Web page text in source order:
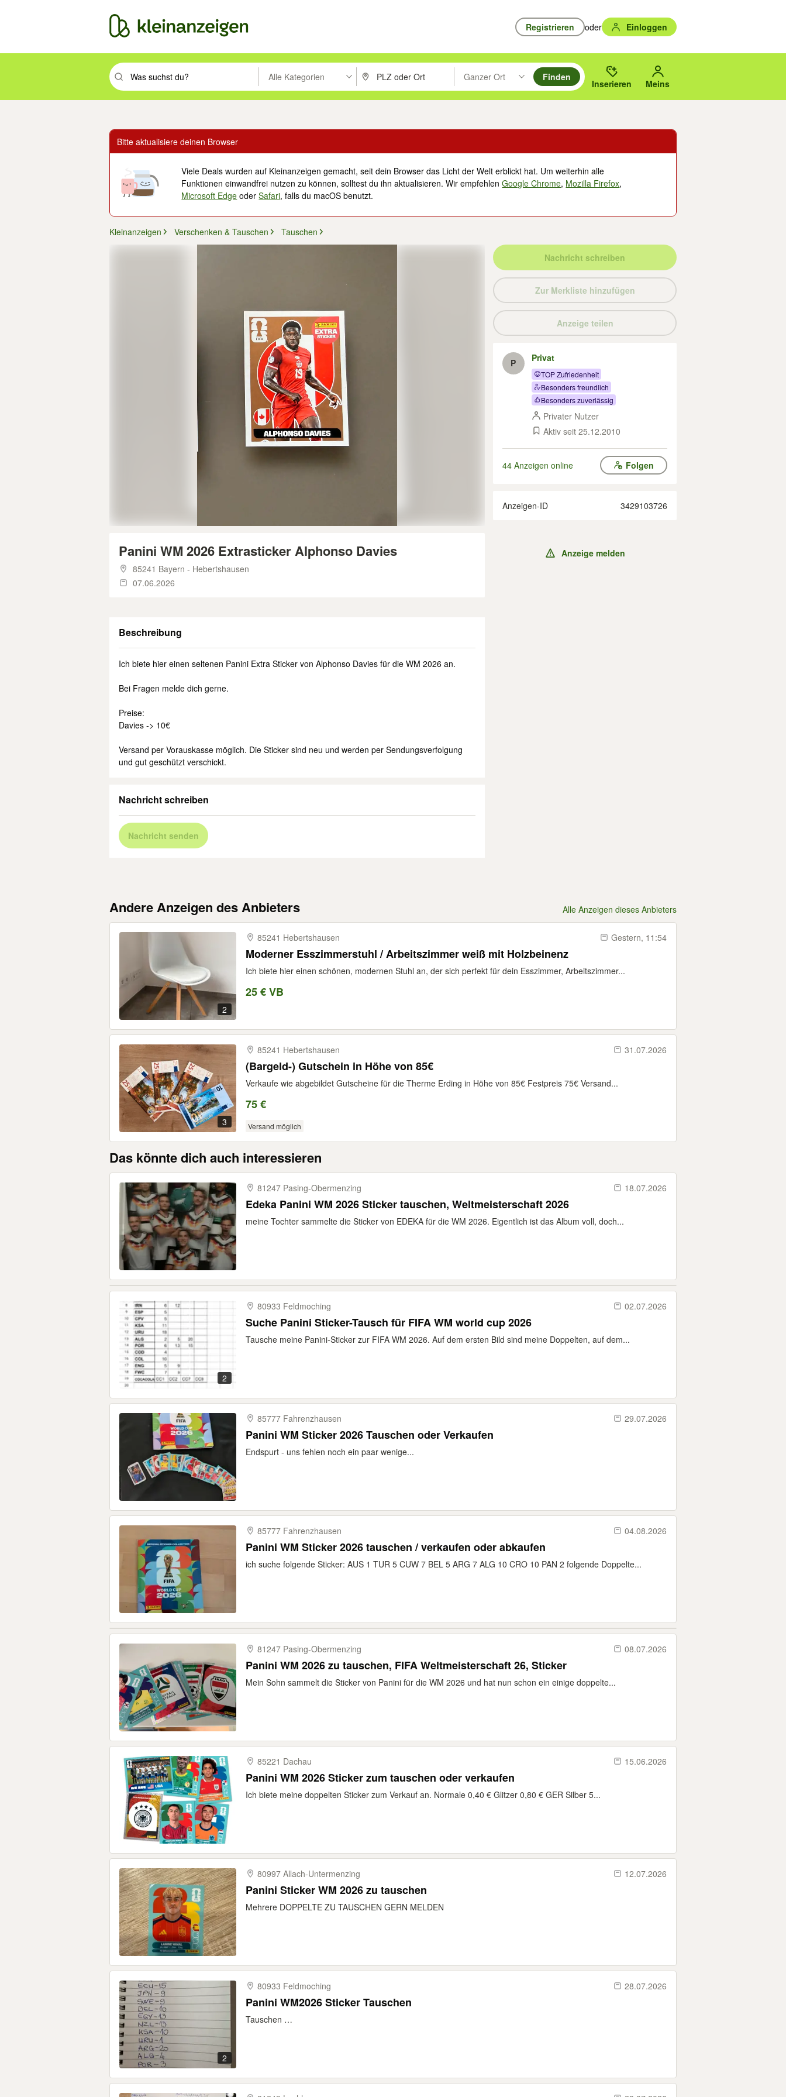
Registrieren oder Einloggen
Suchbegriff eingeben. Eingabetaste drücken um zu suchen, oder Vorschläge mit den Pfeiltasten nach oben/unten durchsuchen und mit Eingabetaste auswählen.
Alle Kategorien PLZ oder Ort eingeben. Eingabetaste drücken um zu suchen, oder Vorschläge mit den Pfeiltasten nach oben/
Ganzer Ort
Suche im Umkreis des gewählten Orts oder PLZ.
Finden
Inserieren Meins
Bitte aktualisiere deinen Browser
Viele Deals wurden auf Kleinanzeigen gemacht, seit dein Browser das Licht der Welt erblickt hat. Um weiterhin alle
Funktionen einwandfrei nutzen zu können, solltest du ihn aktualisieren. Wir empfehlenGoogle Chrome, Mozilla Firefox,
Microsoft Edge oderSafari, falls du macOS benutzt.
Kleinanzeigen Verschenken & Tauschen Tauschen
Panini WM 2026 Extrasticker Alphonso Davies
85241 Bayern - Hebertshausen
07.06.2026
Beschreibung
Ich biete hier einen seltenen Panini Extra Sticker von Alphonso Davies für die WM 2026 an.
Bei Fragen melde dich gerne.
Preise:
Davies -> 10€
Versand per Vorauskasse möglich. Die Sticker sind neu und werden per Sendungsverfolgung
und gut geschützt verschickt.
Nachricht schreiben
Nachricht senden
Nachricht schreiben
Zur Merkliste hinzufügen
Anzeige teilen
P Privat
TOP Zufriedenheit
Besonders freundlich
Besonders zuverlässig
Privater Nutzer
Aktiv seit 25.12.2010
44 Anzeigen online Folgen
Anzeigen-ID 3429103726
Anzeige melden
Andere Anzeigen des Anbieters Alle Anzeigen dieses Anbieters
2
85241 Hebertshausen Gestern, 11:54
Moderner Esszimmerstuhl / Arbeitszimmer weiß mit Holzbeinenz
Ich biete hier einen schönen, modernen Stuhl an, der sich perfekt für dein Esszimmer, Arbeitszimmer...
25 € VB
3
85241 Hebertshausen 31.07.2026
(Bargeld-) Gutschein in Höhe von 85€
Verkaufe wie abgebildet Gutscheine für die Therme Erding in Höhe von 85€ Festpreis 75€ Versand...
75 €
Versand möglich
Das könnte dich auch interessieren
81247 Pasing-​Obermenzing 18.07.2026
Edeka Panini WM 2026 Sticker tauschen, Weltmeisterschaft 2026
meine Tochter sammelte die Sticker von EDEKA für die WM 2026. Eigentlich ist das Album voll, doch...
2
80933 Feldmoching 02.07.2026
Suche Panini Sticker-Tausch für FIFA WM world cup 2026
Tausche meine Panini-Sticker zur FIFA WM 2026. Auf dem ersten Bild sind meine Doppelten, auf dem...
85777 Fahrenzhausen 29.07.2026
Panini WM Sticker 2026 Tauschen oder Verkaufen
Endspurt - uns fehlen noch ein paar wenige...
85777 Fahrenzhausen 04.08.2026
Panini WM Sticker 2026 tauschen / verkaufen oder abkaufen
ich suche folgende Sticker: AUS 1 TUR 5 CUW 7 BEL 5 ARG 7 ALG 10 CRO 10 PAN 2 folgende Doppelte...
81247 Pasing-​Obermenzing 08.07.2026
Panini WM 2026 zu tauschen, FIFA Weltmeisterschaft 26, Sticker
Mein Sohn sammelt die Sticker von Panini für die WM 2026 und hat nun schon ein einige doppelte...
85221 Dachau 15.06.2026
Panini WM 2026 Sticker zum tauschen oder verkaufen
Ich biete meine doppelten Sticker zum Verkauf an. Normale 0,40 € Glitzer 0,80 € GER Silber 5...
80997 Allach-​Untermenzing 12.07.2026
Panini Sticker WM 2026 zu tauschen
Mehrere DOPPELTE ZU TAUSCHEN GERN MELDEN
2
80933 Feldmoching 28.07.2026
Panini WM2026 Sticker Tauschen
Tauschen …